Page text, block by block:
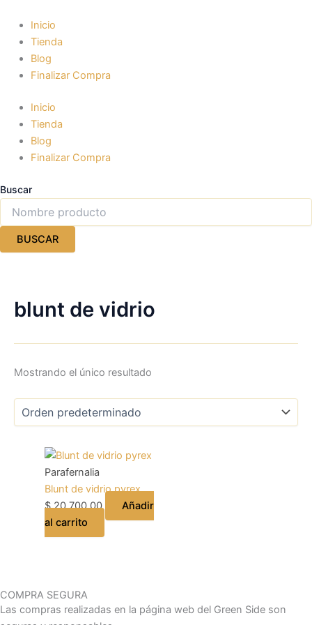
contenido
Inicio
Tienda
Blog
Finalizar Compra
Inicio
Tienda
Blog
Finalizar Compra
Buscar
BUSCAR
blunt de vidrio
Mostrando el único resultado
Parafernalia
Blunt de vidrio pyrex
$20.700,00
Añadir
al carrito
COMPRA SEGURA
Las compras realizadas en la página web del Green Side son